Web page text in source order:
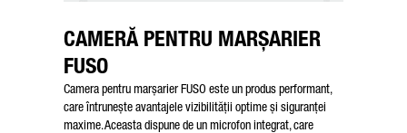
CAMERĂ PENTRU MARȘARIER
FUSO
Camera pentru marșarier FUSO este un produs performant,
care întrunește avantajele vizibilității optime și siguranței
maxime. Aceasta dispune de un microfon integrat, care